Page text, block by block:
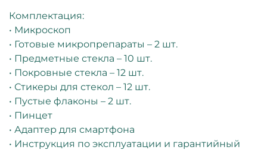
Комплектация:
• Микроскоп
• Готовые микропрепараты – 2 шт.
• Предметные стекла – 10 шт.
• Покровные стекла – 12 шт.
• Стикеры для стекол – 12 шт.
• Пустые флаконы – 2 шт.
• Пинцет
• Адаптер для смартфона
• Инструкция по эксплуатации и гарантийный